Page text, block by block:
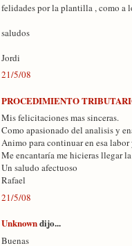
felidades por la plantilla , como a
saludos
Jordi
21/5/08
PROCEDIMIENTO
Mis felicitaciones mas sinceras.
Como apasionado del analisis y
Animo para continuar en esa
Me encantaría me hicieras llegar
Un saludo afectuoso
Rafael
21/5/08
Unknowndijo...
Buenas